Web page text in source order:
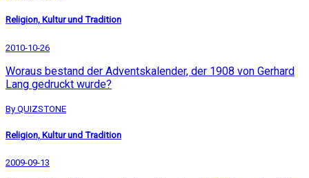
Religion, Kultur und Tradition
2010-10-26
Woraus bestand der Adventskalender, der 1908 von Gerhard
Lang gedruckt wurde?
By QUIZSTONE
Religion, Kultur und Tradition
2009-09-13